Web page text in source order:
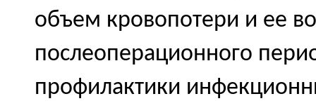
объем кровопотери и ее
послеоперационного
профилактики